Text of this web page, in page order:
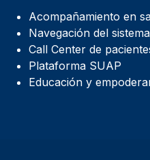
Acompañamiento en
Navegación del
Call Center de
Plataforma SUAP
Educación y